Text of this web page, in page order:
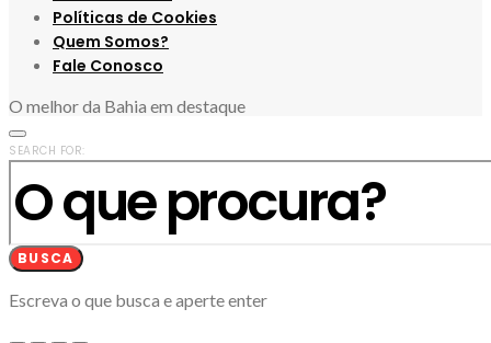
Políticas de Cookies
Quem Somos?
Fale Conosco
O melhor da Bahia em destaque
SEARCH FOR:
BUSCA
Escreva o que busca e aperte enter